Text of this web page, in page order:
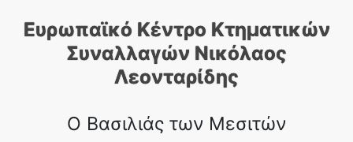
Ευρωπαϊκό Κέντρο Κτηματικών
Συναλλαγών Nικόλαος
Λεονταρίδης
Ο Βασιλιάς των Μεσιτών